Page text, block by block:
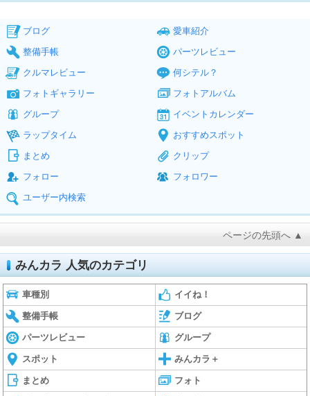
ブログ
愛車紹介
整備手帳
パーツレビュー
クルマレビュー
何シテル？
フォトギャラリー
フォトアルバム
グループ
イベントカレンダー
ラップタイム
おすすめスポット
まとめ
クリップ
フォロー
フォロワー
ユーザー内検索
ページの先頭へ ▲
みんカラ 人気のカテゴリ
車種別 イイね！
整備手帳 ブログ
パーツレビュー グループ
スポット みんカラ＋
まとめ フォト